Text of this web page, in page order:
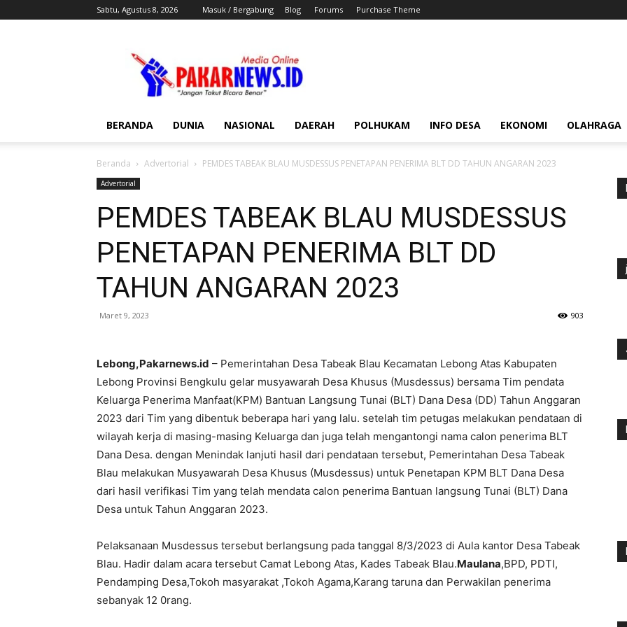
Sabtu, Agustus 8, 2026 Masuk / Bergabung Blog Forums Purchase Theme
BERANDA DUNIA NASIONAL DAERAH POLHUKAM INFO DESA EKONOMI OLAHRAGA
Beranda Advertorial PEMDES TABEAK BLAU MUSDESSUS PENETAPAN PENERIMA BLT DD TAHUN ANGARAN 2023
Advertorial
PEMDES TABEAK BLAU MUSDESSUS
PENETAPAN PENERIMA BLT DD
TAHUN ANGARAN 2023
Maret 9, 2023 903
Lebong,Pakarnews.id – Pemerintahan Desa Tabeak Blau Kecamatan Lebong Atas Kabupaten
Lebong Provinsi Bengkulu gelar musyawarah Desa Khusus (Musdessus) bersama Tim pendata
Keluarga Penerima Manfaat(KPM) Bantuan Langsung Tunai (BLT) Dana Desa (DD) Tahun Anggaran
2023 dari Tim yang dibentuk beberapa hari yang lalu. setelah tim petugas melakukan pendataan di
wilayah kerja di masing-masing Keluarga dan juga telah mengantongi nama calon penerima BLT
Dana Desa. dengan Menindak lanjuti hasil dari pendataan tersebut, Pemerintahan Desa Tabeak
Blau melakukan Musyawarah Desa Khusus (Musdessus) untuk Penetapan KPM BLT Dana Desa
dari hasil verifikasi Tim yang telah mendata calon penerima Bantuan langsung Tunai (BLT) Dana
Desa untuk Tahun Anggaran 2023.
Pelaksanaan Musdessus tersebut berlangsung pada tanggal 8/3/2023 di Aula kantor Desa Tabeak
Blau. Hadir dalam acara tersebut Camat Lebong Atas, Kades Tabeak Blau.Maulana,BPD, PDTI,
Pendamping Desa,Tokoh masyarakat ,Tokoh Agama,Karang taruna dan Perwakilan penerima
sebanyak 12 0rang.